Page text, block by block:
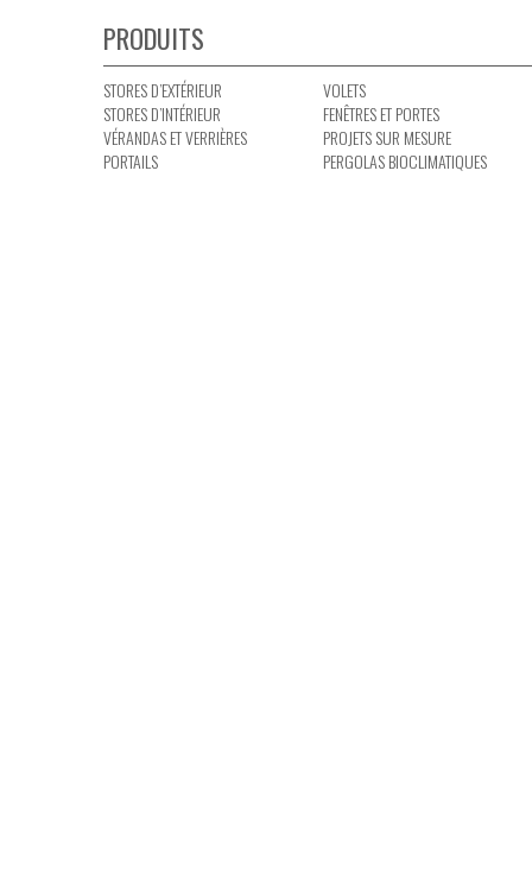
PRODUITS
STORES D’EXTÉRIEUR
STORES D’INTÉRIEUR
VÉRANDAS ET VERRIÈRES
PORTAILS
VOLETS
FENÊTRES ET PORTES
PROJETS SUR MESURE
PERGOLAS BIOCLIMATIQUES